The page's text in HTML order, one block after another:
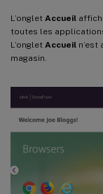
L’onglet Accueil
toutes les
L’onglet Accueil
magasin.